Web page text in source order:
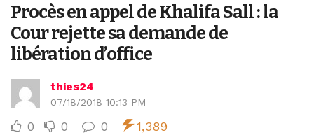
Procès en appel de Khalifa Sall : la
Cour rejette sa demande de
libération d’office
thies24
07/18/2018 10:13 PM
0 0 0 1,389